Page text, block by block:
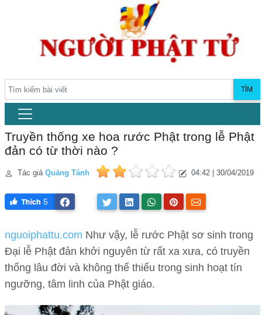
TÌM
Truyền thống xe hoa rước Phật trong lễ Phật
đản có từ thời nào ?
Tác giả Quảng Tánh 04:42 | 30/04/2019
5
nguoiphattu.com Như vậy, lễ rước Phật sơ sinh trong
Đại lễ Phật đản khởi nguyên từ rất xa xưa, có truyền
thống lâu đời và không thể thiếu trong sinh hoạt tín
ngưỡng, tâm linh của Phật giáo.